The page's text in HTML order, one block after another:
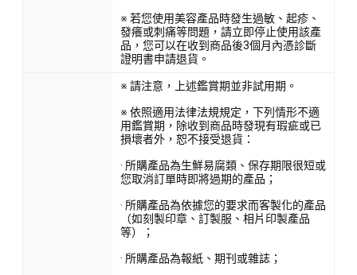
※ 若您使用美容產品時發生過敏、起疹、
發癢或刺痛等問題，請立即停止使用該產
品，您可以在收到商品後3個月內憑診斷
證明書申請退貨。
※ 請注意，上述鑑賞期並非試用期。
※ 依照適用法律法規規定，下列情形不適
用鑑賞期，除收到商品時發現有瑕疵或已
損壞者外，恕不接受退貨：
· 所購產品為生鮮易腐類、保存期限很短或
您取消訂單時即將過期的產品；
· 所購產品為依據您的要求而客製化的產品
（如刻製印章、訂製服、相片印製產品
等）；
· 所購產品為報紙、期刊或雜誌；